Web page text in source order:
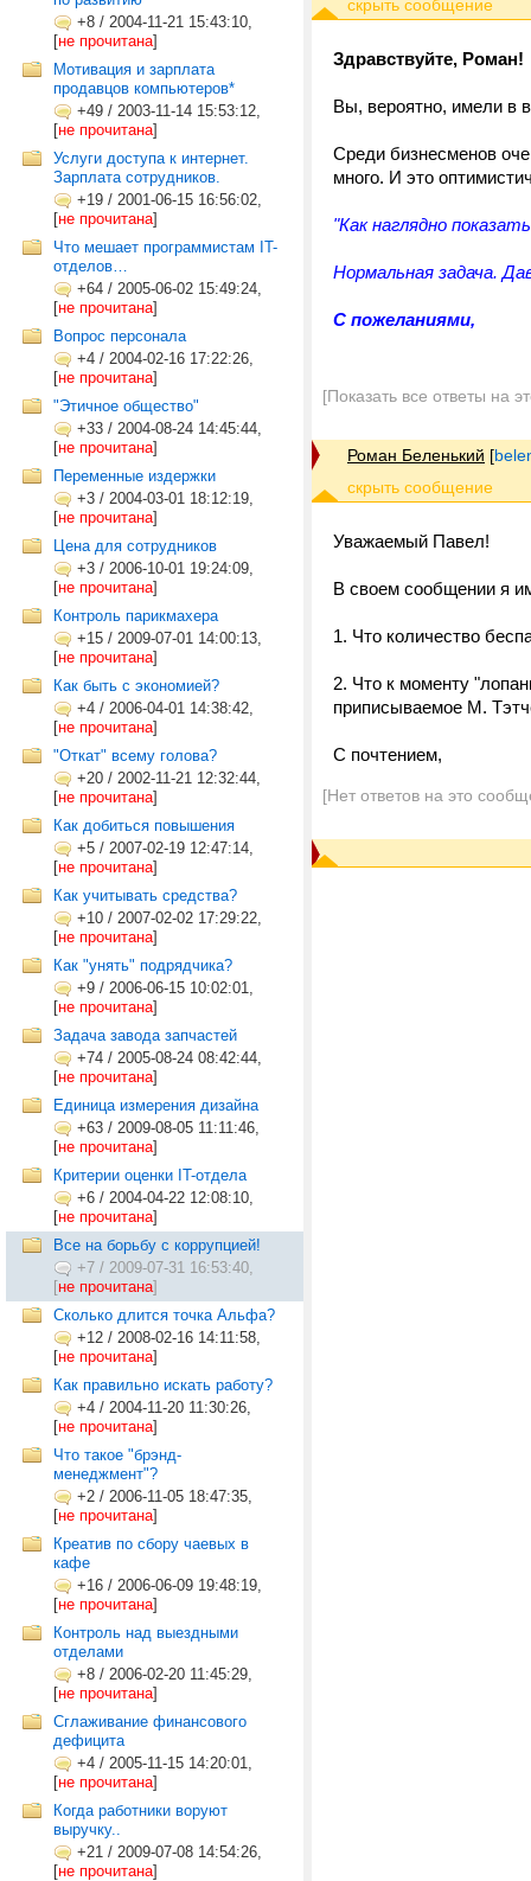
+8 / 2004-11-21 15:43:10,
[не прочитана]
Мотивация и зарплата
продавцов компьютеров*
+49 / 2003-11-14 15:53:12,
[не прочитана]
Услуги доступа к интернет.
Зарплата сотрудников.
+19 / 2001-06-15 16:56:02,
[не прочитана]
Что мешает программистам IT-
отделов…
+64 / 2005-06-02 15:49:24,
[не прочитана]
Вопрос персонала
+4 / 2004-02-16 17:22:26,
[не прочитана]
"Этичное общество"
+33 / 2004-08-24 14:45:44,
[не прочитана]
Переменные издержки
+3 / 2004-03-01 18:12:19,
[не прочитана]
Цена для сотрудников
+3 / 2006-10-01 19:24:09,
[не прочитана]
Контроль парикмахера
+15 / 2009-07-01 14:00:13,
[не прочитана]
Как быть с экономией?
+4 / 2006-04-01 14:38:42,
[не прочитана]
"Откат" всему голова?
+20 / 2002-11-21 12:32:44,
[не прочитана]
Как добиться повышения
+5 / 2007-02-19 12:47:14,
[не прочитана]
Как учитывать средства?
+10 / 2007-02-02 17:29:22,
[не прочитана]
Как "унять" подрядчика?
+9 / 2006-06-15 10:02:01,
[не прочитана]
Задача завода запчастей
+74 / 2005-08-24 08:42:44,
[не прочитана]
Единица измерения дизайна
+63 / 2009-08-05 11:11:46,
[не прочитана]
Критерии оценки IT-отдела
+6 / 2004-04-22 12:08:10,
[не прочитана]
Все на борьбу с коррупцией!
+7 / 2009-07-31 16:53:40,
[не прочитана]
Cколько длится точка Альфа?
+12 / 2008-02-16 14:11:58,
[не прочитана]
Как правильно искать работу?
+4 / 2004-11-20 11:30:26,
[не прочитана]
Что такое "брэнд-
менеджмент"?
+2 / 2006-11-05 18:47:35,
[не прочитана]
Креатив по сбору чаевых в
кафе
+16 / 2006-06-09 19:48:19,
[не прочитана]
Контроль над выездными
отделами
+8 / 2006-02-20 11:45:29,
[не прочитана]
Сглаживание финансового
дефицита
+4 / 2005-11-15 14:20:01,
[не прочитана]
Когда работники воруют
выручку..
+21 / 2009-07-08 14:54:26,
[не прочитана]
Здравствуйте, Роман!
Вы, вероятно, имели в
Среди бизнесменов
много. И это
"Как наглядно
Нормальная задача.
С пожеланиями,
[Показать все ответы на
Роман Беленький [
Уважаемый Павел!
В своем сообщении я
1. Что количество
2. Что к моменту
приписываемое М.
С почтением,
[Нет ответов на это